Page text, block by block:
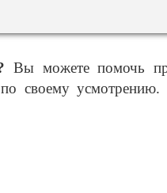
Вы можете помочь
своему